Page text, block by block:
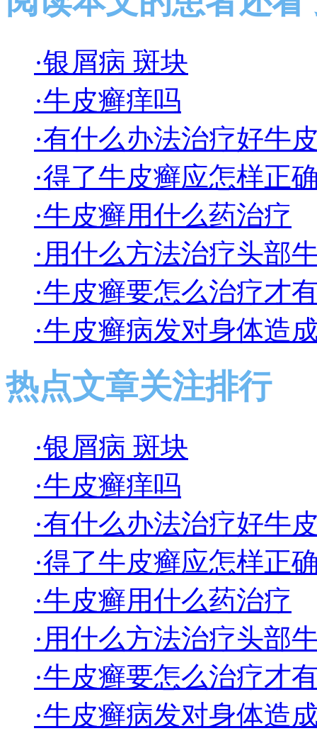
·银屑病 斑块
·牛皮癣痒吗
·有什么办法治疗好牛
·得了牛皮癣应怎样正
·牛皮癣用什么药治疗
·用什么方法治疗头部
·牛皮癣要怎么治疗才
·牛皮癣病发对身体造
热点文章关注排行
·银屑病 斑块
·牛皮癣痒吗
·有什么办法治疗好牛
·得了牛皮癣应怎样正
·牛皮癣用什么药治疗
·用什么方法治疗头部
·牛皮癣要怎么治疗才
·牛皮癣病发对身体造